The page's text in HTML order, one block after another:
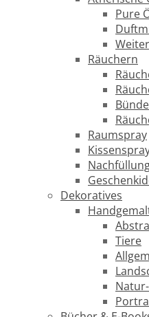
Pure
Räuchern
Raumspray
Dekoratives
Tiere